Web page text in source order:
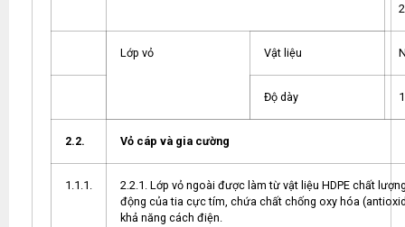
Lớp vỏ Vật liệu
Độ dày
2.2. Vỏ cáp và gia cường
1.1.1.
2.2.1. Lớp vỏ ngoài được làm từ vật liệu HDPE chất
động của tia cực tím, chứa chất chống oxy hóa
khả năng cách điện.